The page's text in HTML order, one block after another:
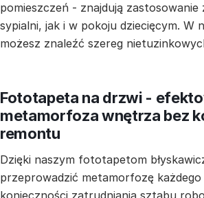
pomieszczeń - znajdują
sypialni, jak i w pokoju dziecięcym. W
możesz znaleźć szereg
Fototapeta na drzwi -
metamorfoza wnętrza bez
remontu
Dzięki naszym fototapetom
przeprowadzić metamorfozę
konieczności zatrudniania sztabu